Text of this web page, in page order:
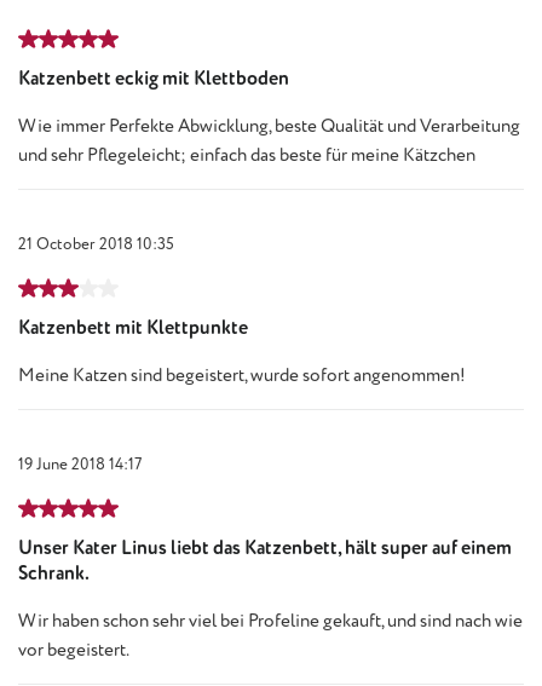
Review with rating of 5 out of 5 stars
Katzenbett eckig mit Klettboden
Wie immer Perfekte Abwicklung, beste Qualität und Verarbeitung
und sehr Pflegeleicht; einfach das beste für meine Kätzchen
21 October 2018 10:35
Review with rating of 3 out of 5 stars
Katzenbett mit Klettpunkte
Meine Katzen sind begeistert, wurde sofort angenommen!
19 June 2018 14:17
Review with rating of 5 out of 5 stars
Unser Kater Linus liebt das Katzenbett, hält super auf einem
Schrank.
Wir haben schon sehr viel bei Profeline gekauft, und sind nach wie
vor begeistert.